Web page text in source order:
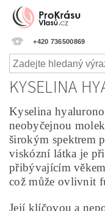
+420 736500869
KYSELINA
Kyselina
neobyčejnou
širokým spektrem
viskózní látka je
přibývajícím
což může ovlivnit
Její klíčovou a